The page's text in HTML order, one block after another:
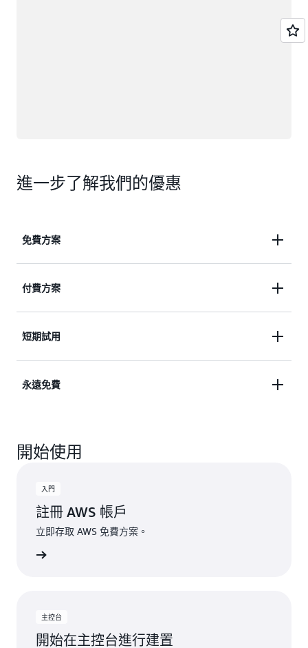
進一步了解我們的優惠
免費方案
利用最高 200 USD 的免費方案抵用金，開始您的
付費方案
存取超過 150 項依用量計費定價的 AWS 服務完備產
短期試用
藉助限量免費試用，體驗精選 AWS 服務。開始使用
永遠免費
些免費用量限制，或者存取未包含於免費方案的功能
開始使用
入門
註冊 AWS 帳戶
立即存取 AWS 免費方案。
主控台
開始在主控台進行建置